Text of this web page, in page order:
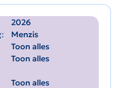
2026
Menzis
Toon alles
Toon alles
Toon alles